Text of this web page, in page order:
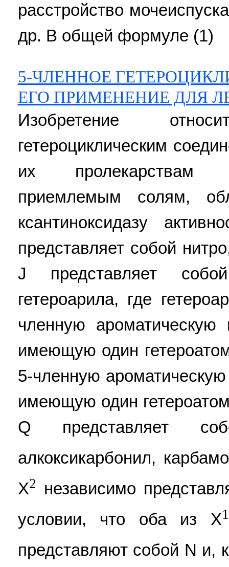
расстройство
др. В общей формуле (1)
5-ЧЛЕННОЕ
ЕГО ПРИМЕНЕНИЕ ДЛЯ
Изобретение
гетероциклическим
их пролекарствам
приемлемым солям,
ксантиноксидазу
представляет собой
J представляет
гетероарила, где
членную ароматическую
имеющую один
5-членную ароматическую
имеющую один
Q представляет
алкоксикарбонил,
X2
независимо
условии, что оба из X1
представляют собой N и,